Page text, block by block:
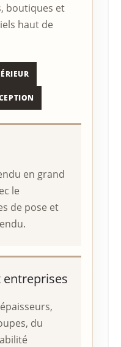
boutiques et
haut de
en grand
le
de pose et
du